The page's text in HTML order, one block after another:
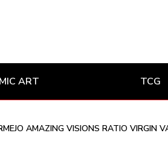
ART TCG
AMAZING VISIONS RATIO VIRGIN